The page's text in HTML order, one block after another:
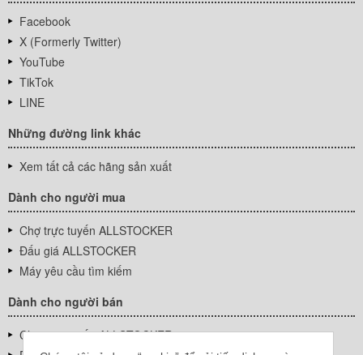
Facebook
X (Formerly Twitter)
YouTube
TikTok
LINE
Những đường link khác
Xem tất cả các hãng sản xuất
Dành cho người mua
Chợ trực tuyến ALLSTOCKER
Đấu giá ALLSTOCKER
Máy yêu cầu tìm kiếm
Dành cho người bán
Chợ trực tuyến ALLSTOCKER